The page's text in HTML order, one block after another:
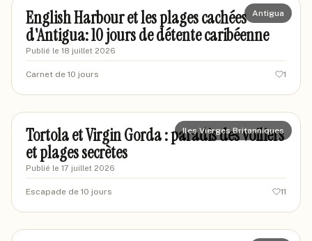
Antigua
English Harbour et les plages cachées
d'Antigua: 10 jours de détente caribéenne
Publié le 18 juillet 2026
Carnet de 10 jours 1
marievoyages88
Iles Vierges Britanniques
Tortola et Virgin Gorda : paradis des voiliers
et plages secrètes
Publié le 17 juillet 2026
Escapade de 10 jours 11
sarahvoyages87